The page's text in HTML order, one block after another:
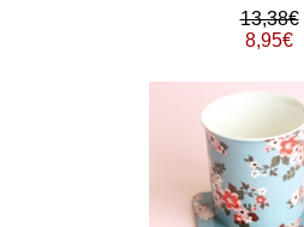
13,38€
8,95€